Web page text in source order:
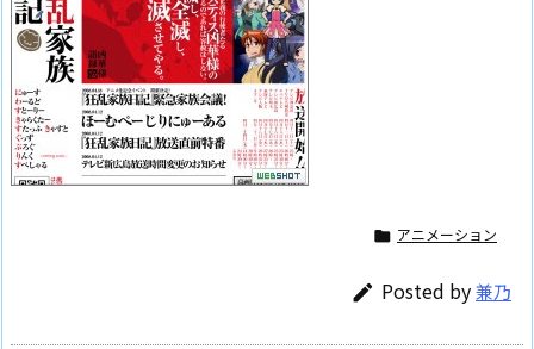
 アニメーション
 Posted by兼乃